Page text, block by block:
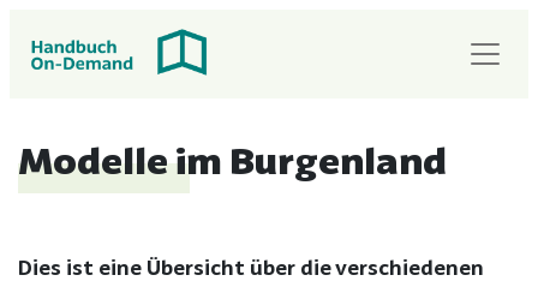
Modelle im Burgenland
Dies ist eine Übersicht über die verschiedenen